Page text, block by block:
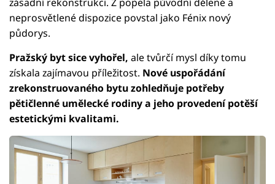
neprosvětlené dispozice povstal jako Fénix nový
půdorys.
Pražský byt sice vyhořel, ale tvůrčí mysl díky tomu
získala zajímavou příležitost. Nové uspořádání
zrekonstruovaného bytu zohledňuje potřeby
pětičlenné umělecké rodiny a jeho provedení potěší
estetickými kvalitami.